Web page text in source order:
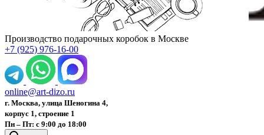
Производство подарочных коробок в Москве
+7 (925) 976-16-00
online@art-dizo.ru
г. Москва, улица Шеногина 4,
корпус 1, строение 1
Пн – Пт: с 9:00 до 18:00